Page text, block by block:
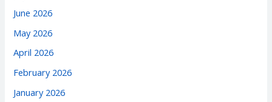
June 2026
May 2026
April 2026
February 2026
January 2026